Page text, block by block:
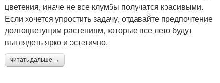
цветения, иначе не все клумбы получатся красивыми.
Если хочется упростить задачу, отдавайте предпочтение
долгоцветущим растениям, которые все лето будут
выглядеть ярко и эстетично.
читать дальше →